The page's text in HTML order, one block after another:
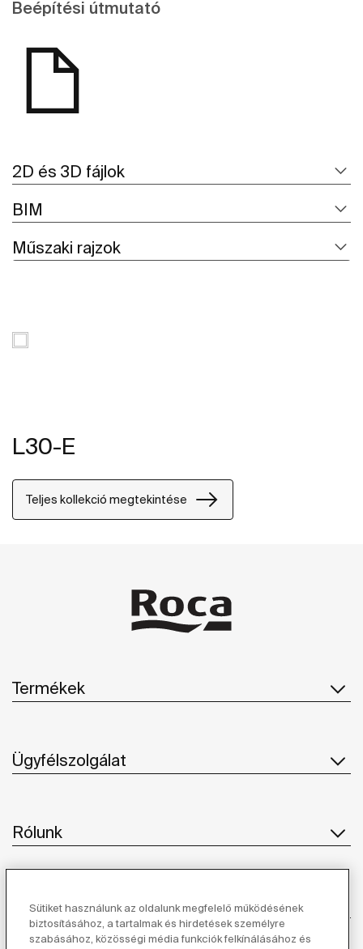
Beépítési útmutató
2D és 3D fájlok
BIM
Műszaki rajzok
L30-E
Teljes kollekció megtekintése
Termékek
Ügyfélszolgálat
Rólunk
Ihlet
Kövessen minket
Sütiket használunk az oldalunk megfelelő működésének
biztosításához, a tartalmak és hirdetések személyre
szabásához, közösségi média funkciók felkínálásához és